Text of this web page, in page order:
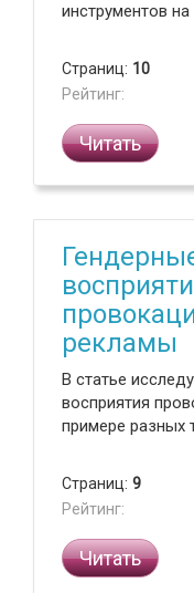
инструментов на
Страниц: 10
Рейтинг:
Читать
рекламы
В статье
восприятия
примере разных
Страниц: 9
Рейтинг:
Читать